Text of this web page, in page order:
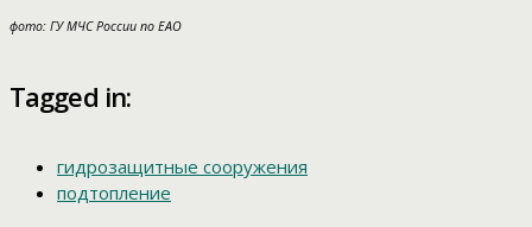
фото: ГУ МЧС России по ЕАО
Tagged in:
гидрозащитные сооружения
подтопление